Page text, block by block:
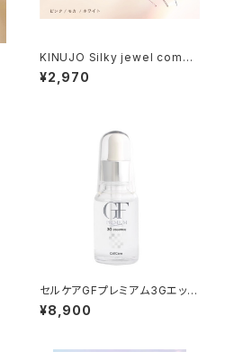
KINUJO Silky jewel comb
（シルキー ジュエルコーム）
¥2,970
セルケアGFプレミアム3Gエッセ
ンス
¥8,900